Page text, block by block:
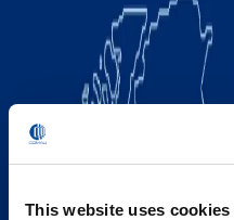
This website uses cookies